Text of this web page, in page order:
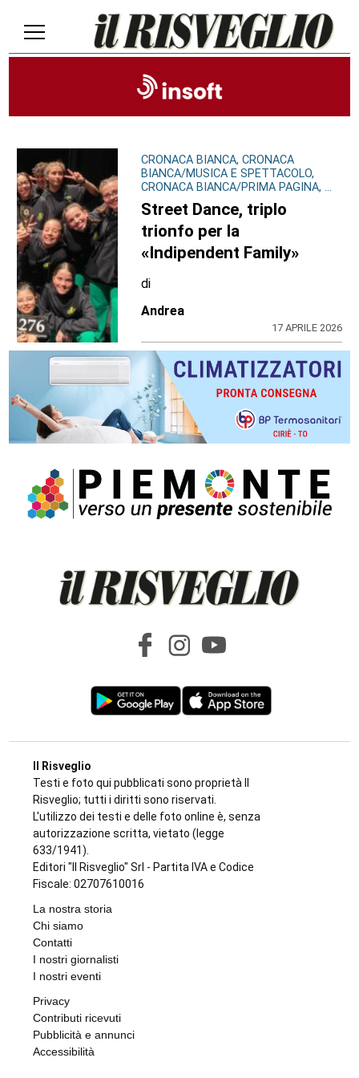
CRONACA BIANCA, CRONACA
BIANCA/MUSICA E SPETTACOLO,
CRONACA BIANCA/PRIMA PAGINA, ...
Street Dance, triplo
trionfo per la
«Indipendent Family»
di
Andrea
17 APRILE 2026
Il Risveglio
Testi e foto qui pubblicati sono proprietà Il
Risveglio; tutti i diritti sono riservati.
L'utilizzo dei testi e delle foto online è, senza
autorizzazione scritta, vietato (legge
633/1941).
Editori "Il Risveglio" Srl - Partita IVA e Codice
Fiscale: 02707610016
La nostra storia
Chi siamo
Contatti
I nostri giornalisti
I nostri eventi
Privacy
Contributi ricevuti
Pubblicità e annunci
Accessibilità